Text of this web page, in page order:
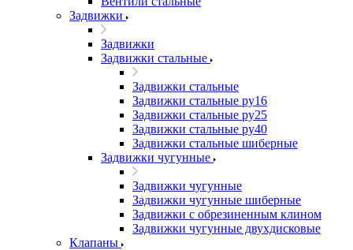
Задвижки
Задвижки
Задвижки стальные
Задвижки стальные
Задвижки стальные ру16
Задвижки стальные ру25
Задвижки стальные ру40
Задвижки стальные шиберные
Задвижки чугунные
Задвижки чугунные
Задвижки чугунные шиберные
Задвижки с обрезиненным клином
Задвижки чугунные двухдисковые
Клапаны